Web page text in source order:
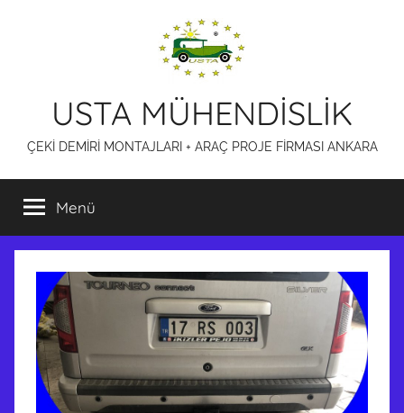
USTA MÜHENDİSLİK
ÇEKİ DEMİRİ MONTAJLARI + ARAÇ PROJE FİRMASI ANKARA
Menü